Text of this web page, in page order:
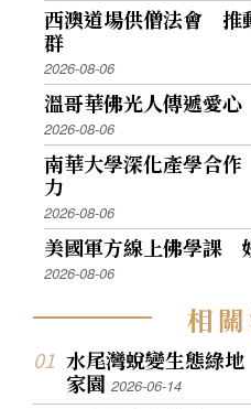
西澳道場供僧法會 推
群
2026-08-06
溫哥華佛光人傳遞愛
2026-08-06
南華大學深化產學合
力
2026-08-06
美國軍方線上佛學課
2026-08-06
相關
水尾灣蛻變生態綠
家園2026-06-14